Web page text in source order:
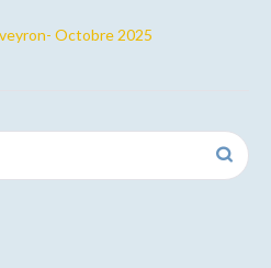
Octobre 2025